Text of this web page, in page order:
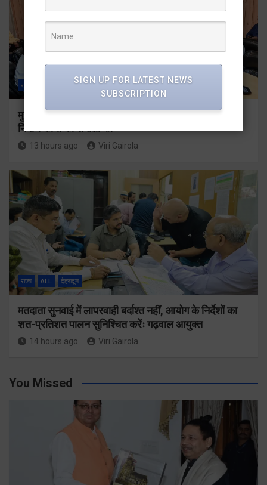
राज्य देहरादून
मुख्यमंत्री धामी ने उत्तराखंड क्रीड़ा विश्वविद्यालय गौलापार के
निर्माण कार्यों की समीक्षा की
13 hours ago Viri Gairola
राज्य ALL देहरादून
मतदाता सुनवाई में लापरवाही बर्दाश्त नहीं, आयोग के निर्देशों का
शत-प्रतिशत पालन सुनिश्चित करेंः गढ़वाल आयुक्त
14 hours ago Viri Gairola
You Missed
SIGN UP FOR LATEST NEWS
SUBSCRIPTION